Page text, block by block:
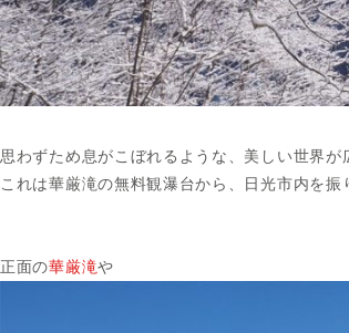
思わずため息がこぼれるような、美しい世界が
これは華厳滝の無料観瀑台から、日光市内を振
正面の華厳滝や